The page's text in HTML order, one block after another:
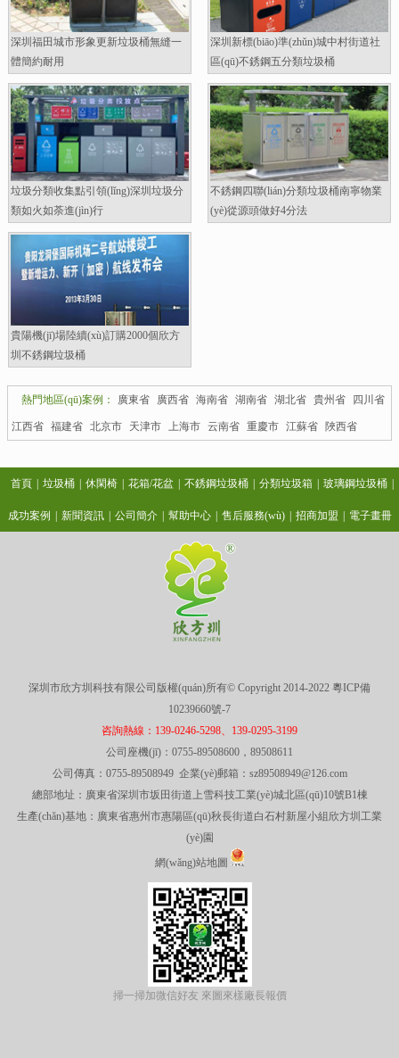
深圳福田城市形象更新垃圾桶無縫一
體簡約耐用
深圳新標(biāo)準(zhǔn)城中村街道社
區(qū)不銹鋼五分類垃圾桶
垃圾分類收集點引領(lǐng)深圳垃圾分
類如火如荼進(jìn)行
不銹鋼四聯(lián)分類垃圾桶南寧物業
(yè)從源頭做好4分法
貴陽機(jī)場陸續(xù)訂購2000個欣方
圳不銹鋼垃圾桶
熱門地區(qū)案例： 廣東省 廣西省 海南省 湖南省 湖北省 貴州省 四川省
江西省 福建省 北京市 天津市 上海市 云南省 重慶市 江蘇省 陜西省
首頁 | 垃圾桶 | 休閑椅 | 花箱/花盆 | 不銹鋼垃圾桶 | 分類垃圾箱 | 玻璃鋼垃圾桶 |
成功案例 | 新聞資訊 | 公司簡介 | 幫助中心 | 售后服務(wù) | 招商加盟 | 電子畫冊
深圳市欣方圳科技有限公司版權(quán)所有© Copyright 2014-2022 粵ICP備
10239660號-7
咨詢熱線：139-0246-5298、139-0295-3199
公司座機(jī)：0755-89508600，89508611
公司傳真：0755-89508949 企業(yè)郵箱：sz89508949@126.com
總部地址：廣東省深圳市坂田街道上雪科技工業(yè)城北區(qū)10號B1棟
生產(chǎn)基地：廣東省惠州市惠陽區(qū)秋長街道白石村新屋小組欣方圳工業
(yè)園
網(wǎng)站地圖
掃一掃加微信好友 來圖來樣廠長報價